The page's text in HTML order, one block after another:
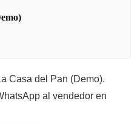
Casa del Pan (Demo).
al vendedor en